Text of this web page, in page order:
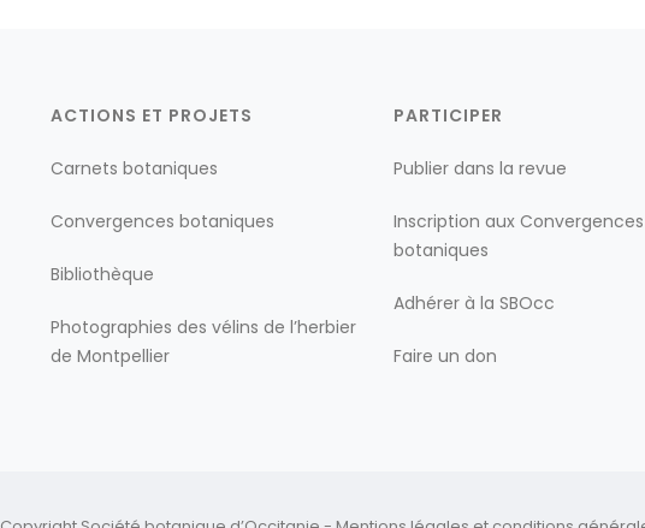
ACTIONS ET PROJETS
Carnets botaniques
Convergences botaniques
Bibliothèque
Photographies des vélins de l’herbier
de Montpellier
PARTICIPER
Publier dans la revue
Inscription aux Convergences
botaniques
Adhérer à la SBOcc
Faire un don